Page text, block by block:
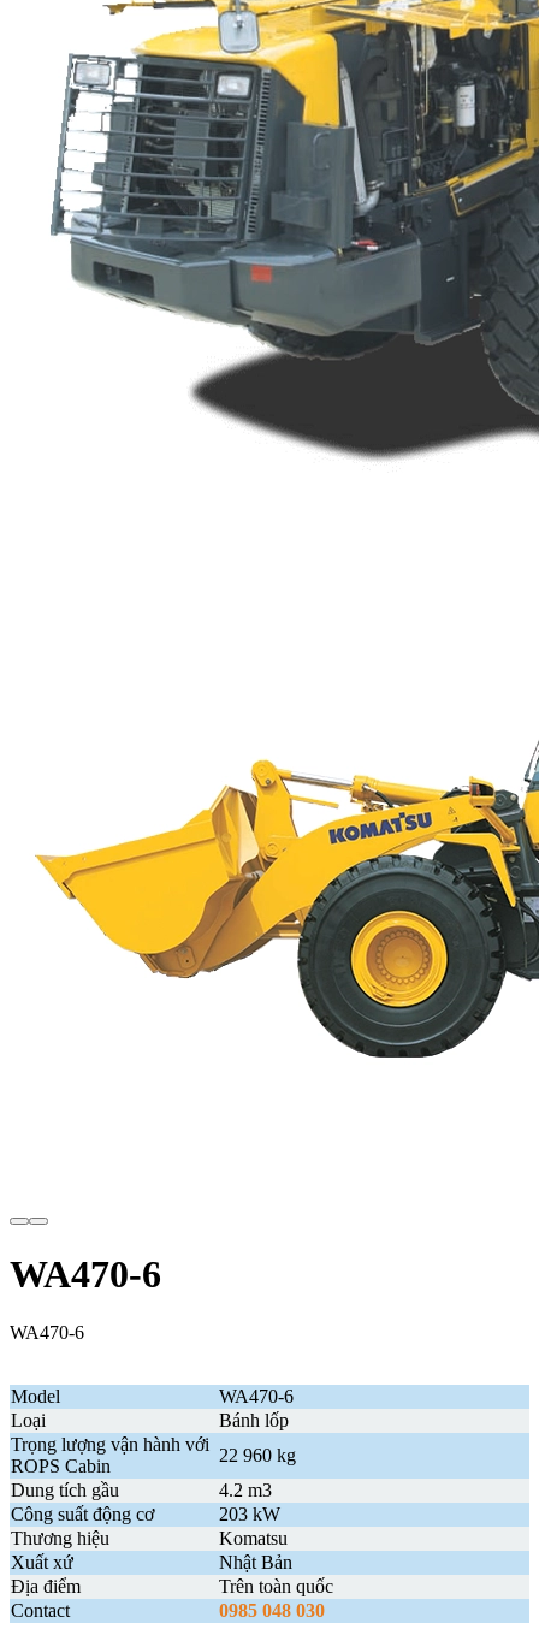
WA470-6
WA470-6
Model
WA470-6
Loại
Bánh lốp
Trọng lượng vận hành với
ROPS Cabin
22 960 kg
Dung tích gầu
4.2 m3
Công suất động cơ
203 kW
Thương hiệu
Komatsu
Xuất xứ
Nhật Bản
Địa điểm
Trên toàn quốc
Contact
0985 048 030